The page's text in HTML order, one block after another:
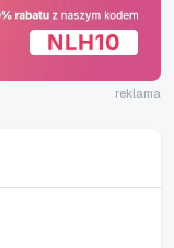
reklama